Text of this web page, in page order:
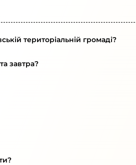
територіальній громаді?
завтра?